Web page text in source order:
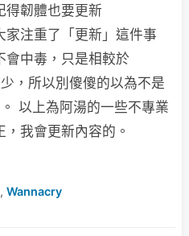
得韌體也要更新
家注重了「更新」這件事
中毒，只是相較於
，所以別傻傻的以為不是
以上為阿湯的一些不專業
我會更新內容的。
Wannacry